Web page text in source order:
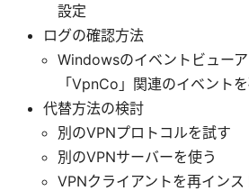
設定
ログの確認方法
Windowsのイベントビュー
「VpnCo」関連のイベント
代替方法の検討
別のVPNプロトコルを試す
別のVPNサーバーを使う
VPNクライアントを再インス